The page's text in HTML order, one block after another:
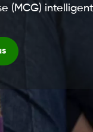
(MCG)